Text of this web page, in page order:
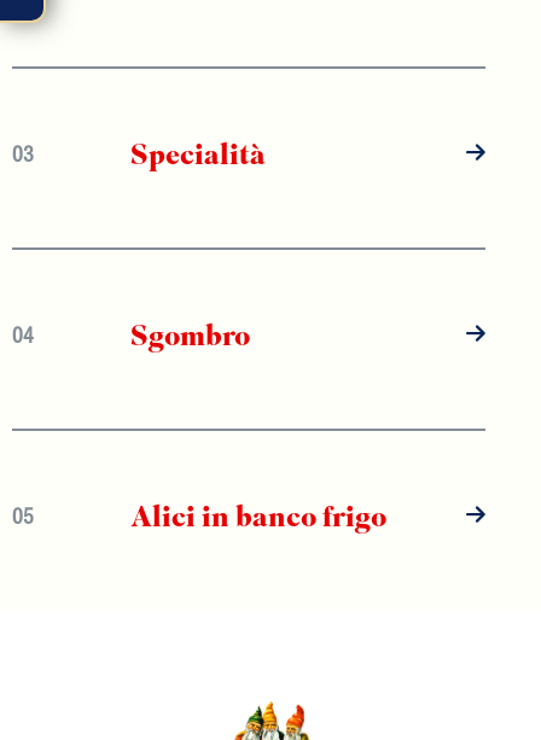
03 Specialità
04 Sgombro
05 Alici in banco frigo